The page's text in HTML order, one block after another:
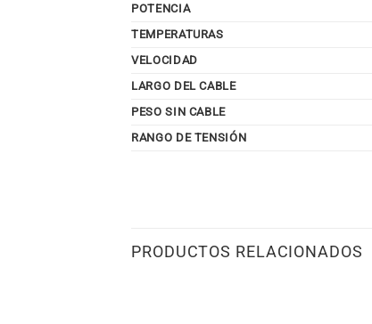
POTENCIA
TEMPERATURAS
VELOCIDAD
LARGO DEL CABLE
PESO SIN CABLE
RANGO DE TENSIÓN
PRODUCTOS RELACIONADOS